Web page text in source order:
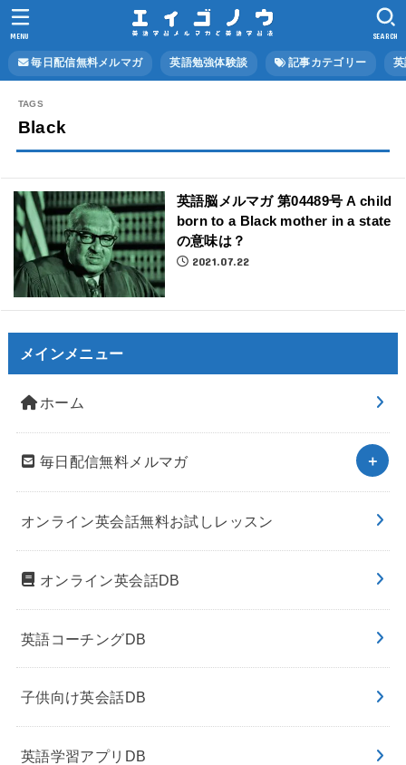
毎日配信無料メルマガ 英語勉強体験談 記事カテゴリー
SEARCH
MENU
Black
英語脳メルマガ 第04489号 A child
born to a Black mother in a state
の意味は？
2021.07.22
メインメニュー
ホーム
毎日配信無料メルマガ
オンライン英会話無料お試しレッスン
オンライン英会話DB
英語コーチングDB
子供向け英会話DB
英語学習アプリDB